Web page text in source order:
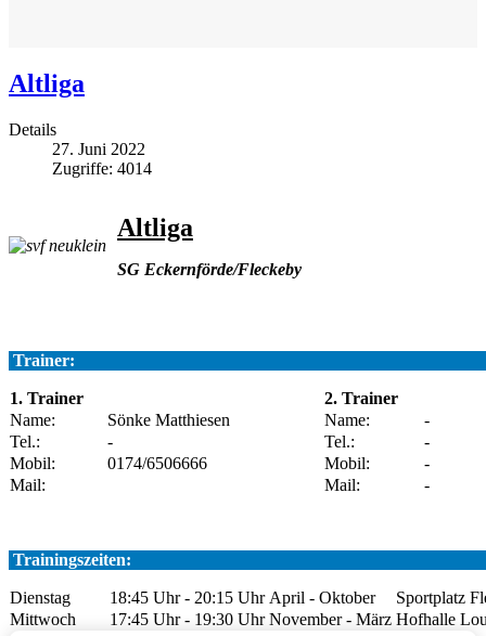
Altliga
Details
27. Juni 2022
Zugriffe: 4014
Altliga
SG Eckernförde/Fleckeby
Trainer:
1. Trainer
2. Trainer
Name:
Sönke Matthiesen Name:
-
Tel.:
- Tel.:
-
Mobil:
0174/6506666 Mobil:
-
Mail:
Mail: -
Trainingszeiten:
Dienstag 18:45 Uhr - 20:15 Uhr April - Oktober
Sportplatz
Mittwoch
17:45 Uhr - 19:30 Uhr November - März Hofhalle